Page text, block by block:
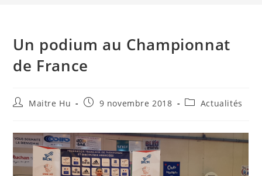
Un podium au Championnat
de France
Auteur/autrice
publication :
Maitre Hu
Publication
9 novembre 2018
PostActualités